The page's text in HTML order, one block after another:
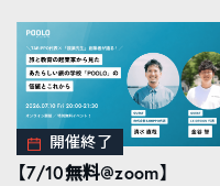
開催終了
【7/10無料@zoom】